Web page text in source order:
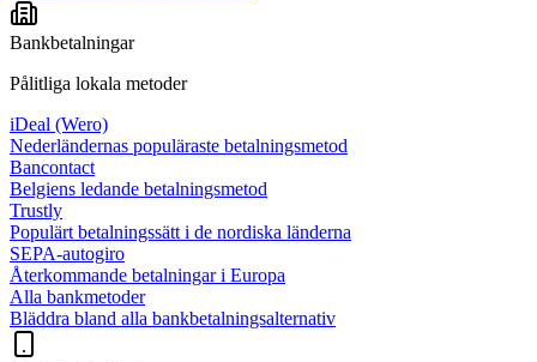
Bankbetalningar
Pålitliga lokala metoder
iDeal (Wero)
Nederländernas populäraste betalningsmetod
Bancontact
Belgiens ledande betalningsmetod
Trustly
Populärt betalningssätt i de nordiska länderna
SEPA-autogiro
Återkommande betalningar i Europa
Alla bankmetoder
Bläddra bland alla bankbetalningsalternativ